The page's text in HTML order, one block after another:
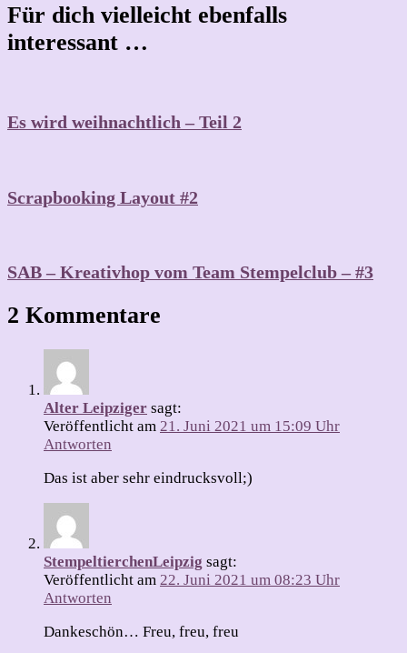
Für dich vielleicht ebenfalls
interessant …
Es wird weihnachtlich – Teil 2
Scrapbooking Layout #2
SAB – Kreativhop vom Team Stempelclub – #3
2 Kommentare
Alter Leipziger sagt:
Veröffentlicht am 21. Juni 2021 um 15:09 Uhr
Antworten
Das ist aber sehr eindrucksvoll;)
StempeltierchenLeipzig sagt:
Veröffentlicht am 22. Juni 2021 um 08:23 Uhr
Antworten
Dankeschön… Freu, freu, freu